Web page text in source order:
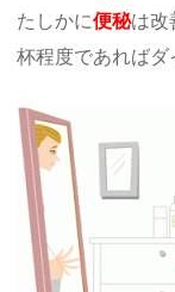
たしかに便秘は改
杯程度であればダ